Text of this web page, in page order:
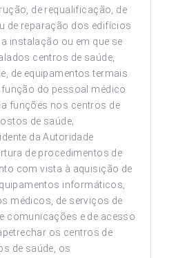
de requalificação, de
de reparação dos edifícios
instalação ou em que se
centros de saúde,
de equipamentos termais
do pessoal médico
funções nos centros de
de saúde;
da Autoridade
de procedimentos de
com vista à aquisição de
informáticos,
médicos, de serviços de
comunicações e de acesso
os centros de
de saúde, os